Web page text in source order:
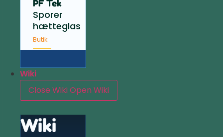
PF Tek
Sporer
hætteglas
Butik
Wiki
Close WikiOpen Wiki
Wiki